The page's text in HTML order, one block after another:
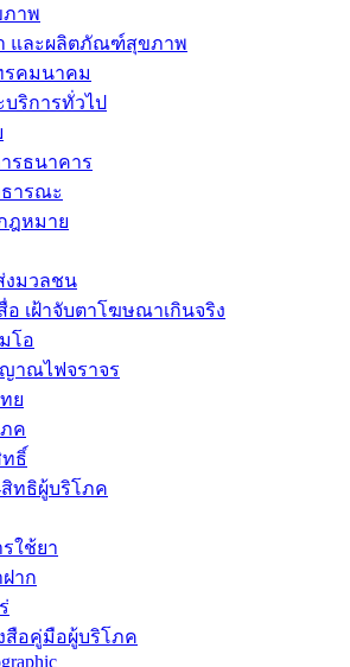
ภาพ
และผลิตภัณฑ์สุขภาพ
รคมนาคม
ริการทั่วไป
ารธนาคาร
ารณะ
ฎหมาย
งมวลชน
เฝ้าจับตาโฆษณาเกินจริง
โอ
าณไฟจราจร
ย
ค
ทธิ์
ทธิผู้บริโภค
ใช้ยา
าก
สือคู่มือผู้บริโภค